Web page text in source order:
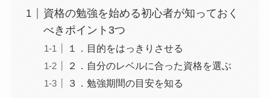
資格の勉強を始める初心者が知っておく
べきポイント3つ
１．目的をはっきりさせる
２．自分のレベルに合った資格を選ぶ
３．勉強期間の目安を知る